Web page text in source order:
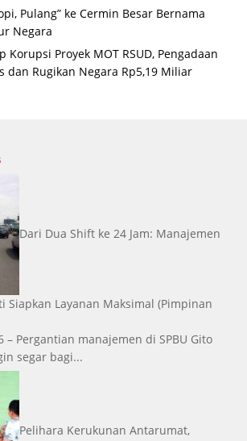
Pulang” ke Cermin Besar Bernama
Negara
Korupsi Proyek MOT RSUD, Pengadaan
dan Rugikan Negara Rp5,19 Miliar
Dari Dua Shift ke 24 Jam: Manajemen
Siapkan Layanan Maksimal (Pimpinan
– Pergantian manajemen di SPBU Gito
segar bagi...
Pelihara Kerukunan Antarumat,